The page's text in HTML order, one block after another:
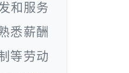
和服务
悉薪酬
等劳动